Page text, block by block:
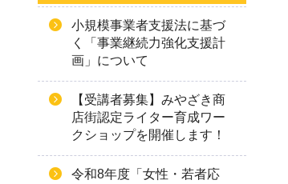
小規模事業者支援法に基づ
く「事業継続力強化支援計
画」について
【受講者募集】みやざき商
店街認定ライター育成ワー
クショップを開催します！
令和8年度「女性・若者応